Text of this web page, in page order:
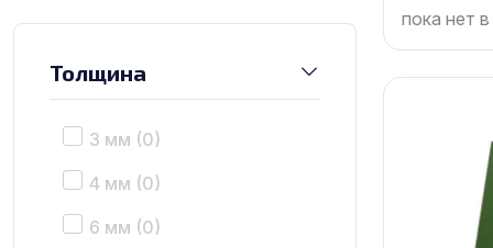
Толщина
3 мм (0)
4 мм (0)
6 мм (0)
пока нет